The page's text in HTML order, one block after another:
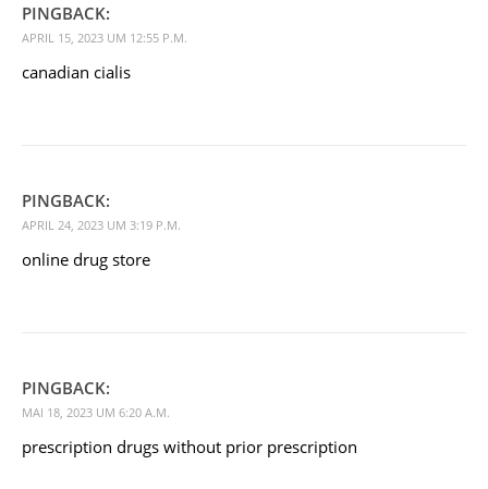
PINGBACK:
APRIL 15, 2023 UM 12:55 P.M.
canadian cialis
PINGBACK:
APRIL 24, 2023 UM 3:19 P.M.
online drug store
PINGBACK:
MAI 18, 2023 UM 6:20 A.M.
prescription drugs without prior prescription